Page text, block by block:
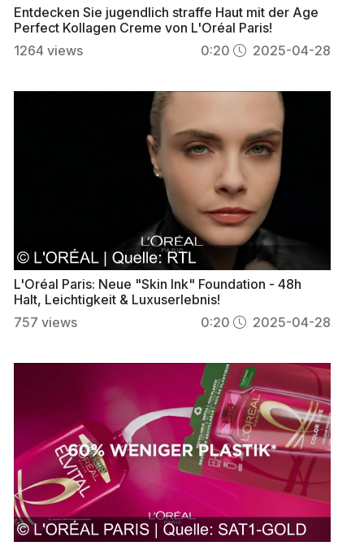
Entdecken Sie jugendlich straffe Haut mit der Age
Perfect Kollagen Creme von L'Oréal Paris!
1264 views 0:20 2025-04-28
L'Oréal Paris: Neue "Skin Ink" Foundation - 48h
Halt, Leichtigkeit & Luxuserlebnis!
757 views 0:20 2025-04-28